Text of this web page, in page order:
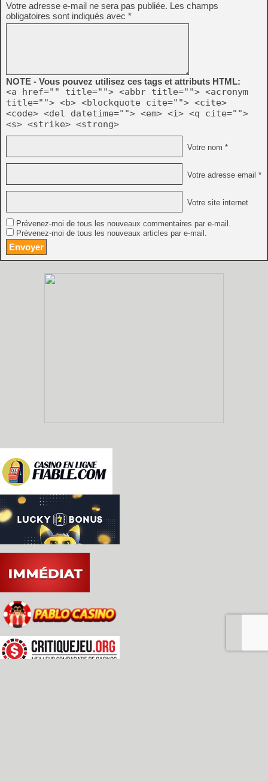
Votre adresse e-mail ne sera pas publiée. Les champs
obligatoires sont indiqués avec *
NOTE - Vous pouvez utilisez ces tags et attributs HTML:
<a href="" title=""> <abbr title=""> <acronym
title=""> <b> <blockquote cite=""> <cite>
<code> <del datetime=""> <em> <i> <q cite="">
<s> <strike> <strong>
Votre nom *
Votre adresse email *
Votre site internet
Prévenez-moi de tous les nouveaux commentaires par e-mail.
Prévenez-moi de tous les nouveaux articles par e-mail.